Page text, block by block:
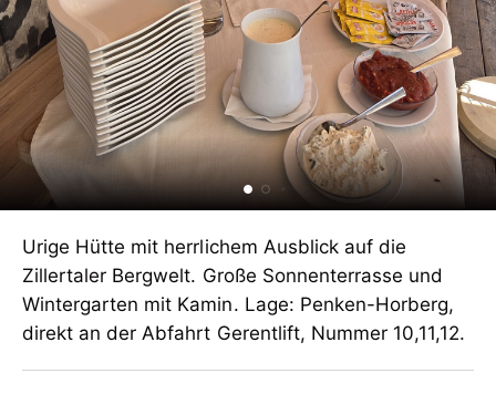
Urige Hütte mit herrlichem Ausblick auf die
Zillertaler Bergwelt. Große Sonnenterrasse und
Wintergarten mit Kamin. Lage: Penken-Horberg,
direkt an der Abfahrt Gerentlift, Nummer 10,11,12.